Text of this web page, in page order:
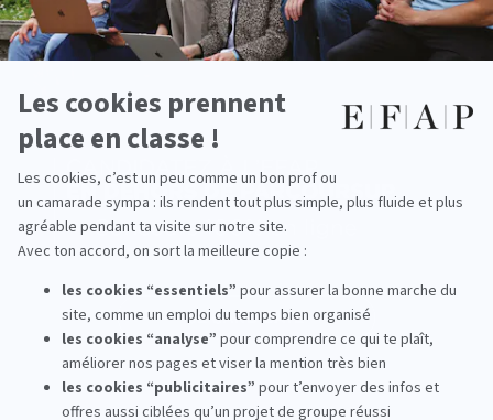
en France ou à l’international. Ils peuvent également opter
pour unrythme en alternancedès la 4e année. Ces
nombreuses expériences professionnelles, en agence,
média ou startup, leur offrent une immersion complète
dans les métiers du marketing digital. Grâce aux
nombreuses entreprises partenaires de l’EFAP - Havas
Events, Decathlon, Hermès, Bentley, Undiz ou encore Back
Market - l’école affiche un excellent taux de placement.
Kelly, étudiante EFAP sur le campus de Montpellier,
témoigne :
"Actuellement en 3e année à l’EFAP, école de
communication à Montpellier, j'ai intégré ce campus dès la
1e année dans l'objectif de choisir en 5e année la
spécialisation Luxe Communication & Stratégies. Je
recommande vivement l'EFAP Montpellier pour la qualité